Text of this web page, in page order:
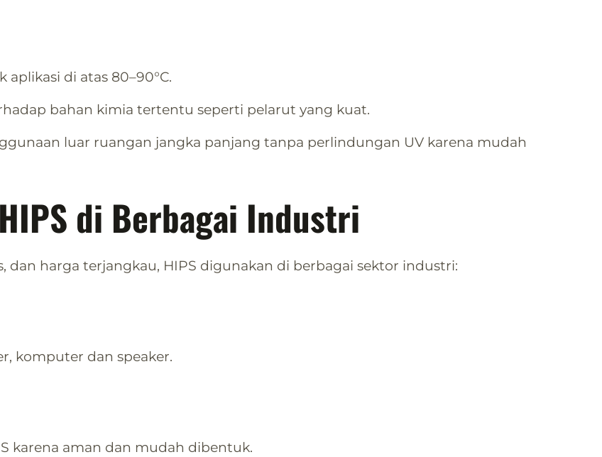
aplikasi di atas 80–90°C.
bahan kimia tertentu seperti pelarut yang kuat.
luar ruangan jangka panjang tanpa perlindungan UV karena mudah
di Berbagai Industri
dan harga terjangkau, HIPS digunakan di berbagai sektor industri:
komputer dan speaker.
karena aman dan mudah dibentuk.